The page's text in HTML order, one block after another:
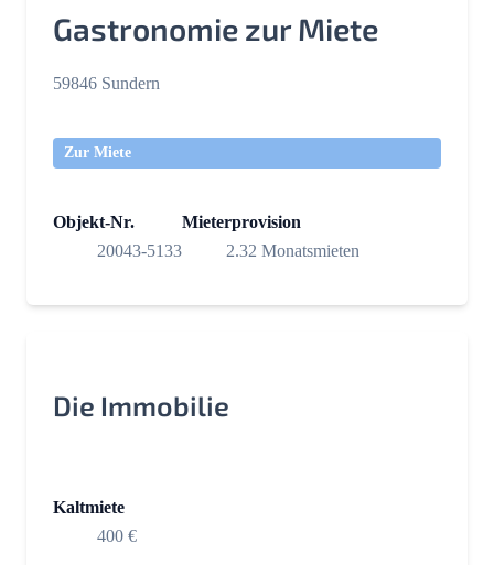
Gastronomie zur Miete
59846 Sundern
Zur Miete
Objekt-Nr.
20043-5133
Mieterprovision
2.32 Monatsmieten
Die Immobilie
Kaltmiete
400 €